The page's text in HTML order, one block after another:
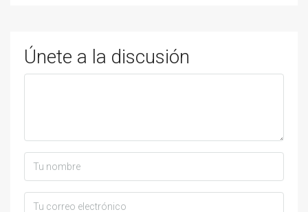
Únete a la discusión